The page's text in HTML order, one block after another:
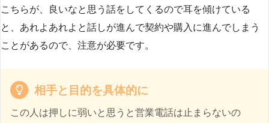
こちらが、良いなと思う話をしてくるので耳を傾けている
と、あれよあれよと話しが進んで契約や購入に進んでしまう
ことがあるので、注意が必要です。
相手と目的を具体的に
この人は押しに弱いと思うと営業電話は止まらないの